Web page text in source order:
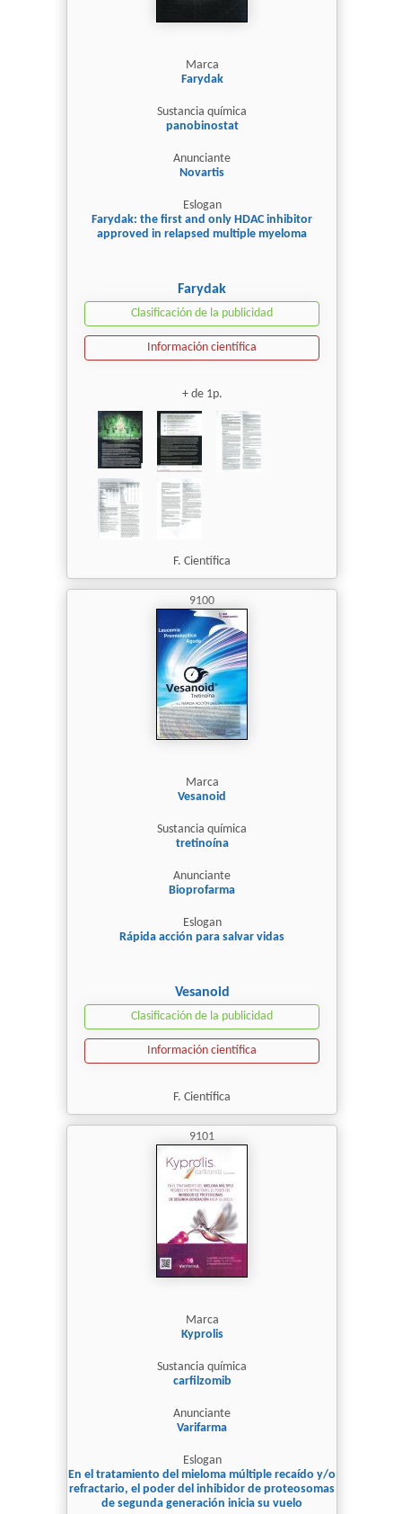
Marca
Farydak
Sustancia química
panobinostat
Anunciante
Novartis
Eslogan
Farydak: the first and only HDAC inhibitor
approved in relapsed multiple myeloma
Farydak
Clasificación de la publicidad
Información científica
+ de 1p.
F. Científica
9100
Marca
Vesanoid
Sustancia química
tretinoína
Anunciante
Bioprofarma
Eslogan
Rápida acción para salvar vidas
Vesanoid
Clasificación de la publicidad
Información científica
F. Científica
9101
Marca
Kyprolis
Sustancia química
carfilzomib
Anunciante
Varifarma
Eslogan
En el tratamiento del mieloma múltiple recaído y/o
refractario, el poder del inhibidor de proteosomas
de segunda generación inicia su vuelo